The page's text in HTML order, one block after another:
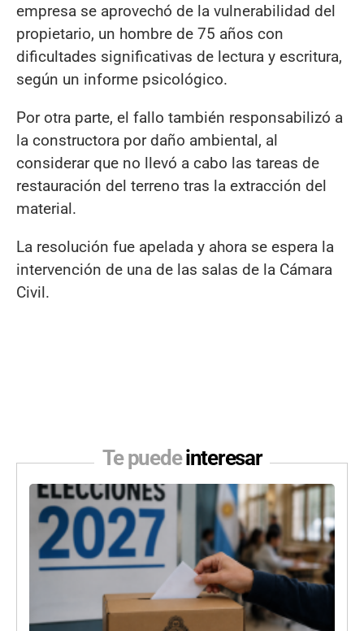
empresa se aprovechó de la vulnerabilidad del
propietario, un hombre de 75 años con
dificultades significativas de lectura y escritura,
según un informe psicológico.
Por otra parte, el fallo también responsabilizó a
la constructora por daño ambiental, al
considerar que no llevó a cabo las tareas de
restauración del terreno tras la extracción del
material.
La resolución fue apelada y ahora se espera la
intervención de una de las salas de la Cámara
Civil.
Te puedeinteresar